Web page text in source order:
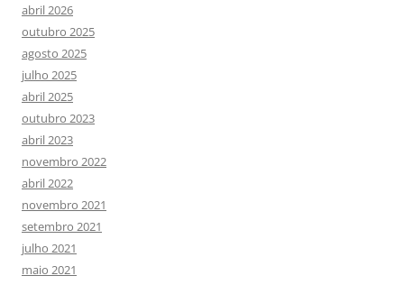
abril 2026
outubro 2025
agosto 2025
julho 2025
abril 2025
outubro 2023
abril 2023
novembro 2022
abril 2022
novembro 2021
setembro 2021
julho 2021
maio 2021